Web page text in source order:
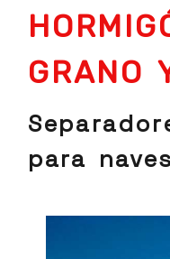
GRANO
para